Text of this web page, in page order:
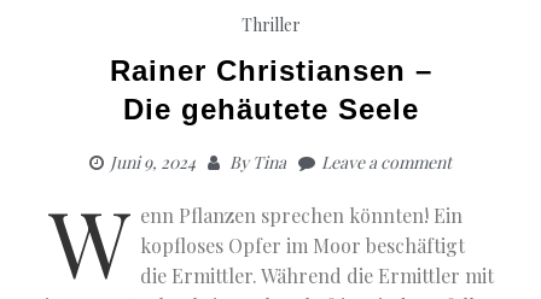
Thriller
Rainer Christiansen –
Die gehäutete Seele
Juni 9, 2024 ByTina Leave a comment
W enn Pflanzen sprechen könnten! Ein
kopfloses Opfer im Moor beschäftigt
die Ermittler. Während die Ermittler mit